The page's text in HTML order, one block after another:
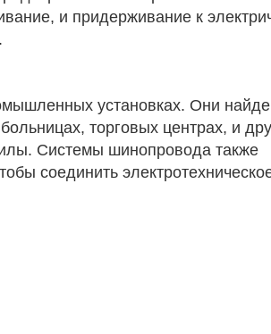
и придерживание к
установках. Они
торговых центрах, и
Системы шинопровода также
соединить